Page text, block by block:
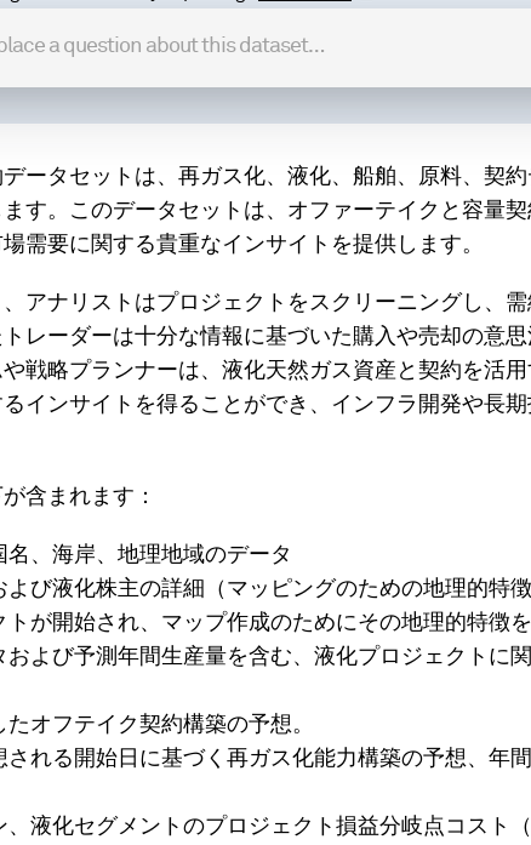
ータセットは、再ガス化、液化、船舶、原料、契
す。このデータセットは、オファーテイクと容量契
需要に関する貴重なインサイトを提供します。
アナリストはプロジェクトをスクリーニングし、
レーダーは十分な情報に基づいた購入や売却の意
戦略プランナーは、液化天然ガス資産と契約を活
インサイトを得ることができ、インフラ開発や長
含まれます：
、海岸、地理地域のデータ
よび液化株主の詳細（マッピングのための地理的特
が開始され、マップ作成のためにその地理的特徴を
および予測年間生産量を含む、液化プロジェクトに
オフテイク契約構築の予想。
れる開始日に基づく再ガス化能力構築の予想、年
、液化セグメントのプロジェクト損益分岐点コスト